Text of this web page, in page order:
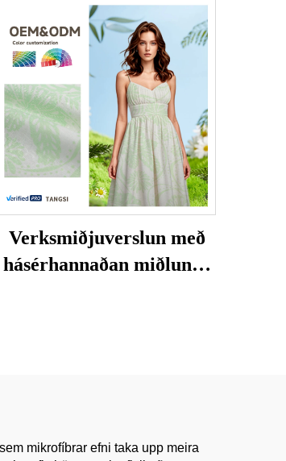
Verksmiðjuverslun með
hásérhannaðan miðlunga
mikrofíbrar efni taka upp meira